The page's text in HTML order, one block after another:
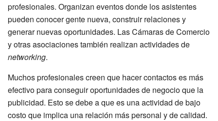
profesionales. Organizan eventos donde los asistentes
pueden conocer gente nueva, construir relaciones y
generar nuevas oportunidades. Las Cámaras de Comercio
y otras asociaciones también realizan actividades de
networking.
Muchos profesionales creen que hacer contactos es más
efectivo para conseguir oportunidades de negocio que la
publicidad. Esto se debe a que es una actividad de bajo
costo que implica una relación más personal y de calidad.